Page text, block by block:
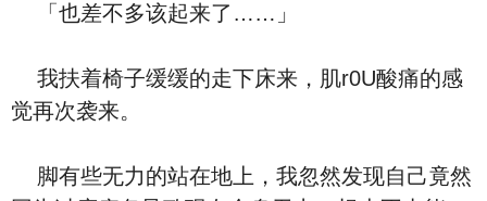
「也差不多该起来了……」
我扶着椅子缓缓的走下床来，肌r0U酸痛的感
觉再次袭来。
脚有些无力的站在地上，我忽然发现自己竟然